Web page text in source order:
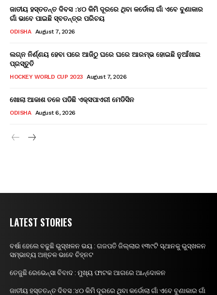
ଜାତୀୟ ହସ୍ତତନ୍ତ ଦିବସ :୪୦ କିମି ଦୂରରେ ଥିବା କର୍ଡୋଲା ଗାଁ ଏବେ ବୁଣାକାର
ଗାଁ ଭାବେ ପାଇଛି ସ୍ବତନ୍ତ୍ର ପରିଚୟ
ODISHA August 7, 2026
ଲଗ୍ନ ନିର୍ଣ୍ଣୟ ହେବା ପରେ ଆଜିଠୁ ଘରେ ଘରେ ଆରମ୍ଭ ହୋଇଛି ନୁଆଁଖାଇ
ପ୍ରସ୍ତୁତି
HOCKEY WORLD CUP 2023 August 7, 2026
ଖୋଲା ଆକାଶ ତଳେ ପଡିଛି ଏକ୍ସପାଏରୀ ମେଡିସିନ
ODISHA August 6, 2026
LATEST STORIES
ବର୍ଷା ହେଲେ ବଢୁଛି ଭୁସ୍ଖଳନ ଭୟ : ଗଜପତି ଜିଲ୍ଲାର ୧୩୯ଟି ସ୍ଥାନକୁ ଭୁସ୍ଖଳନ
ସମ୍ଭାବ୍ୟ ଅଞ୍ଚଳ ଭାବେ ଚିହ୍ନଟ
ତେଜୁଛି ରେଭେନ୍ସା ବିବାଦ : ମୁଖ୍ୟ ଫାଟକ ଆଗରେ ଆନ୍ଦୋଳନ
ଜାତୀୟ ହସ୍ତତନ୍ତ ଦିବସ :୪୦ କିମି ଦୂରରେ ଥିବା କର୍ଡୋଲା ଗାଁ ଏବେ ବୁଣାକାର ଗାଁ